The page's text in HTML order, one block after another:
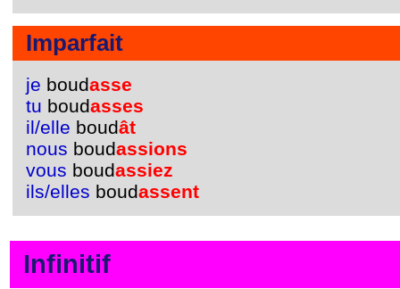
Imparfait
je boudasse
tu boudasses
il/elle boudât
nous boudassions
vous boudassiez
ils/elles boudassent
Infinitif